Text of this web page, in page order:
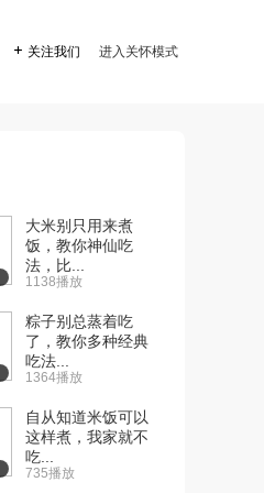
 关注我们 进入关怀模式
大米别只用来煮
饭，教你神仙吃
法，比...
1138播放
粽子别总蒸着吃
了，教你多种经典
吃法...
1364播放
自从知道米饭可以
这样煮，我家就不
吃...
735播放